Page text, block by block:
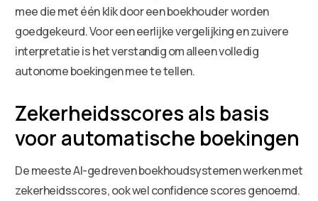
mee die met één klik door een boekhouder worden
goedgekeurd. Voor een eerlijke vergelijking en zuivere
interpretatie is het verstandig om alleen volledig
autonome boekingen mee te tellen.
Zekerheidsscores als basis
voor automatische boekingen
De meeste AI-gedreven boekhoudsystemen werken met
zekerheidsscores, ook wel confidence scores genoemd.